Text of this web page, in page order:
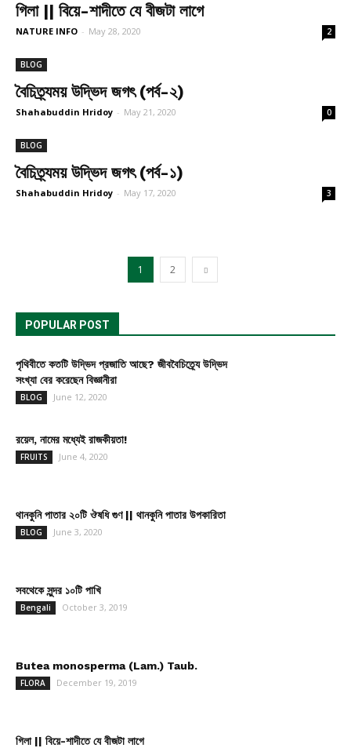
গিলা || বিয়ে-শাদীতে যে বীজটা লাগে
NATURE INFO - May 28, 2020 2
BLOG
বৈচিত্র্যময় উদ্ভিদ জগৎ (পর্ব-২)
Shahabuddin Hridoy - May 21, 2020 0
BLOG
বৈচিত্র্যময় উদ্ভিদ জগৎ (পর্ব-১)
Shahabuddin Hridoy - May 17, 2020 3
1 2
POPULAR POST
পৃথিবীতে কতটি উদ্ভিদ প্রজাতি আছে? জীববৈচিত্র্যে উদ্ভিদ
সংখ্যা বের করেছেন বিজ্ঞানীরা
BLOG June 12, 2020
রয়েল, নামের মধ্যেই রাজকীয়তা!
FRUITS June 4, 2020
থানকুনি পাতার ২০টি ঔষধি গুণ || থানকুনি পাতার উপকারিতা
BLOG June 3, 2020
সবথেকে সুন্দর ১০টি পাখি
Bengali October 3, 2019
Butea monosperma (Lam.) Taub.
FLORA December 19, 2019
গিলা || বিয়ে-শাদীতে যে বীজটা লাগে